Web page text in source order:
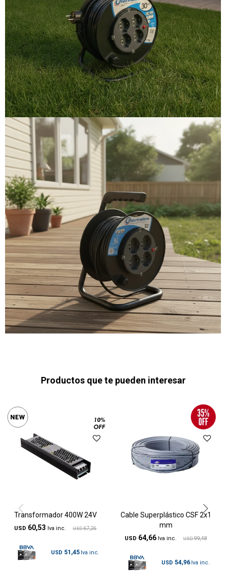
Productos que te pueden interesar
Transformador 400W 24V
USD 60,53 USD 67,26
USD 51,45
Cable Superplástico CSF 2x1
mm
USD 64,66 USD 99,48
USD 54,96